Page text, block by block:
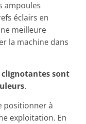
ampoules
éclairs en
meilleure
la machine dans
clignotantes sont
.
positionner à
exploitation. En